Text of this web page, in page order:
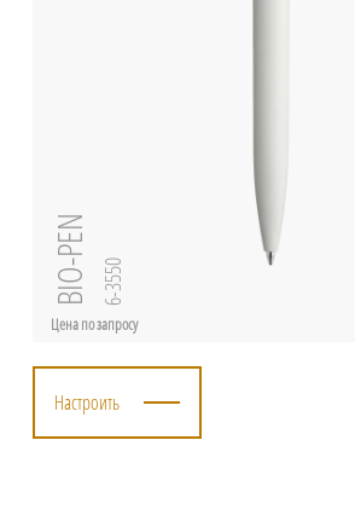
Цена по запросу
BIO-PEN 6-3550
Настроить